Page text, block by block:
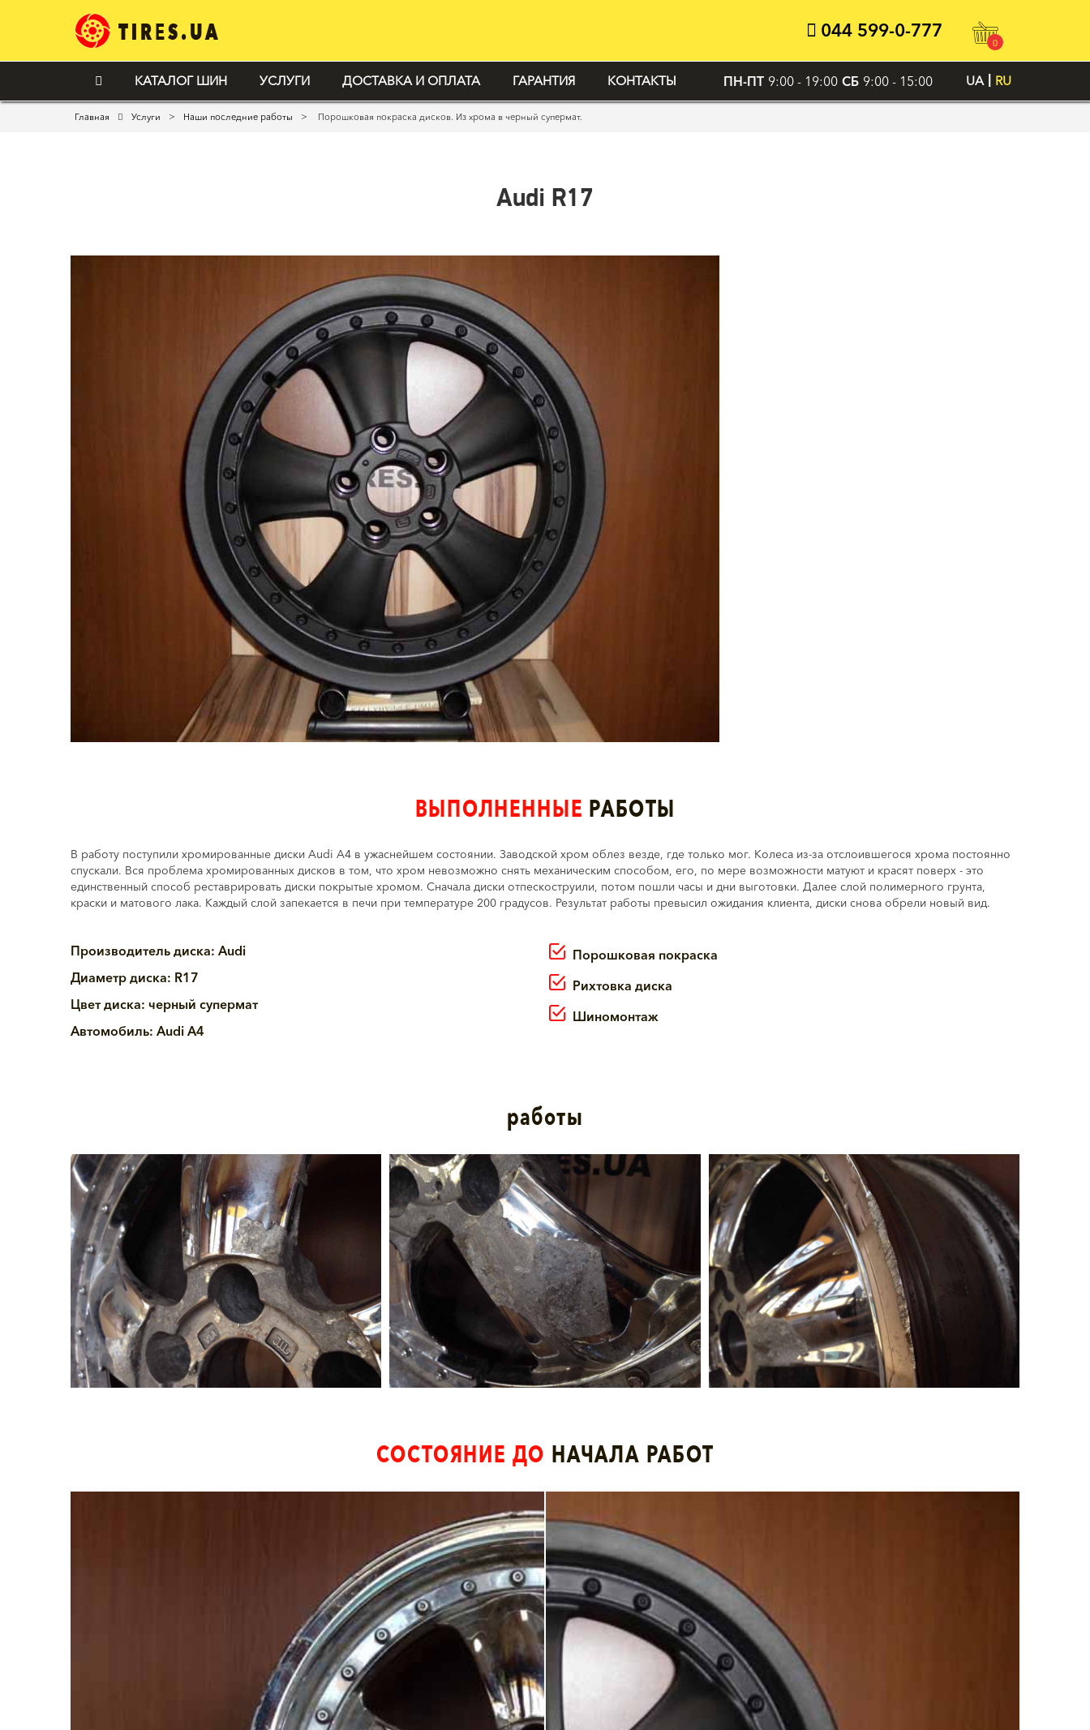
044 599-0-777
0
КАТАЛОГ ШИН УСЛУГИ ДОСТАВКА И ОПЛАТА ГАРАНТИЯ КОНТАКТЫ ПН-ПТ 9:00 - 19:00 СБ 9:00 - 15:00 RU
UA
Главная Услуги > Наши последние работы > Порошковая покраска дисков. Из хрома в черный супермат.
Audi R17
ВЫПОЛНЕННЫЕ РАБОТЫ
В работу поступили хромированные диски Audi A4 в ужаснейшем состоянии. Заводской хром облез везде, где только мог. Колеса из-за отслоившегося хрома постоянно
спускали. Вся проблема хромированных дисков в том, что хром невозможно снять механическим способом, его, по мере возможности матуют и красят поверх - это
единственный способ реставрировать диски покрытые хромом. Сначала диски отпескоструили, потом пошли часы и дни выготовки. Далее слой полимерного грунта,
краски и матового лака. Каждый слой запекается в печи при температуре 200 градусов. Результат работы превысил ожидания клиента, диски снова обрели новый вид.
Производитель диска: Audi
Диаметр диска: R17
Цвет диска: черный супермат
Автомобиль: Аudi A4
Порошковая покраска
Рихтовка диска
Шиномонтаж
работы
СОСТОЯНИЕ ДО НАЧАЛА РАБОТ